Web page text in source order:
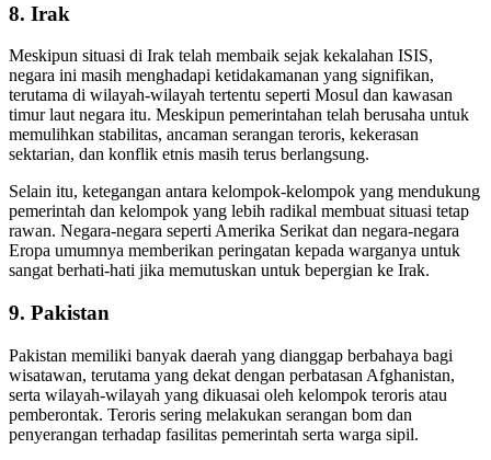
8. Irak
Meskipun situasi di Irak telah membaik sejak kekalahan ISIS,
negara ini masih menghadapi ketidakamanan yang signifikan,
terutama di wilayah-wilayah tertentu seperti Mosul dan kawasan
timur laut negara itu. Meskipun pemerintahan telah berusaha untuk
memulihkan stabilitas, ancaman serangan teroris, kekerasan
sektarian, dan konflik etnis masih terus berlangsung.
Selain itu, ketegangan antara kelompok-kelompok yang mendukung
pemerintah dan kelompok yang lebih radikal membuat situasi tetap
rawan. Negara-negara seperti Amerika Serikat dan negara-negara
Eropa umumnya memberikan peringatan kepada warganya untuk
sangat berhati-hati jika memutuskan untuk bepergian ke Irak.
9. Pakistan
Pakistan memiliki banyak daerah yang dianggap berbahaya bagi
wisatawan, terutama yang dekat dengan perbatasan Afghanistan,
serta wilayah-wilayah yang dikuasai oleh kelompok teroris atau
pemberontak. Teroris sering melakukan serangan bom dan
penyerangan terhadap fasilitas pemerintah serta warga sipil.